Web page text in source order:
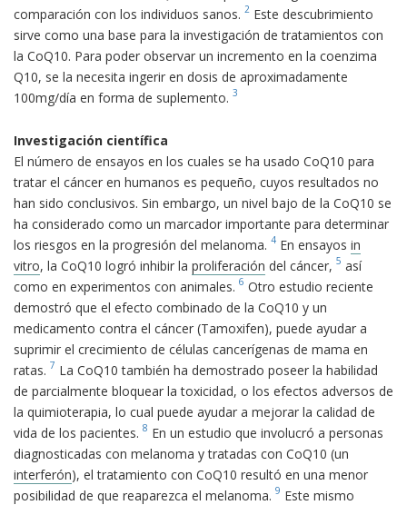
comparación con los individuos sanos. 2 Este descubrimiento
sirve como una base para la investigación de tratamientos con
la CoQ10. Para poder observar un incremento en la coenzima
Q10, se la necesita ingerir en dosis de aproximadamente
100mg/día en forma de suplemento. 3
Investigación científica
El número de ensayos en los cuales se ha usado CoQ10 para
tratar el cáncer en humanos es pequeño, cuyos resultados no
han sido conclusivos. Sin embargo, un nivel bajo de la CoQ10 se
ha considerado como un marcador importante para determinar
los riesgos en la progresión del melanoma. 4 En ensayos in
vitro, la CoQ10 logró inhibir la proliferación del cáncer, 5 así
como en experimentos con animales. 6 Otro estudio reciente
demostró que el efecto combinado de la CoQ10 y un
medicamento contra el cáncer (Tamoxifen), puede ayudar a
suprimir el crecimiento de células cancerígenas de mama en
ratas. 7 La CoQ10 también ha demostrado poseer la habilidad
de parcialmente bloquear la toxicidad, o los efectos adversos de
la quimioterapia, lo cual puede ayudar a mejorar la calidad de
vida de los pacientes. 8 En un estudio que involucró a personas
diagnosticadas con melanoma y tratadas con CoQ10 (un
interferón), el tratamiento con CoQ10 resultó en una menor
posibilidad de que reaparezca el melanoma. 9 Este mismo